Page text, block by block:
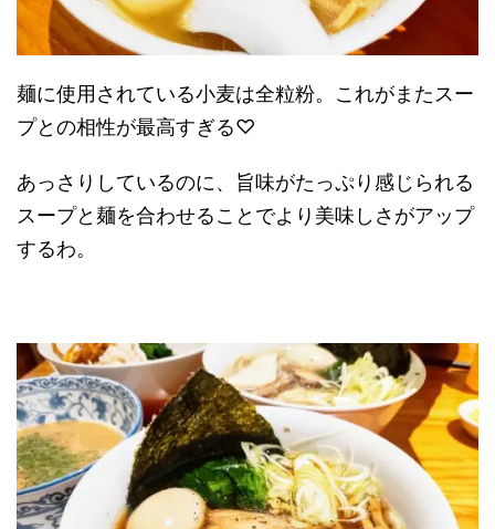
麺に使用されている小麦は全粒粉。これがまたスー
プとの相性が最高すぎる♡
あっさりしているのに、旨味がたっぷり感じられる
スープと麺を合わせることでより美味しさがアップ
するわ。